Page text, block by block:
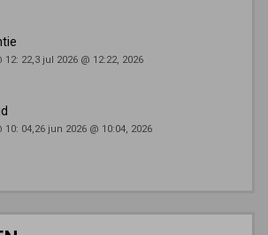
12: 22,3 jul 2026 @ 12:22, 2026
10: 04,26 jun 2026 @ 10:04, 2026